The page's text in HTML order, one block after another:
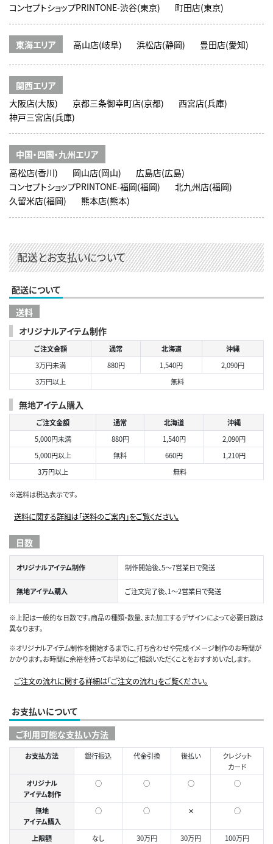
コンセプトショップPRINTONE-渋谷(東京)
町田店(東京)
東海エリア 高山店(岐阜) 浜松店(静岡) 豊田店(愛知)
関西エリア
大阪店(大阪)
京都三条御幸町店(京都)
西宮店(兵庫)
神戸三宮店(兵庫)
中国・四国・九州エリア
高松店(香川)
岡山店(岡山)
広島店(広島)
コンセプトショップPRINTONE-福岡(福岡)
北九州店(福岡)
久留米店(福岡)
熊本店(熊本)
配送とお支払いについて
配送について
送料
オリジナルアイテム制作
ご注文金額 通常 北海道
沖縄
3万円未満
880円 1,540円
2,090円
3万円以上
無料
無地アイテム購入
ご注文金額 通常 北海道
沖縄
5,000円未満
880円 1,540円
2,090円
5,000円以上
無料 660円
1,210円
3万円以上
無料
※送料は税込表示です。
送料に関する詳細は「送料のご案内」をご覧ください。
日数
オリジナルアイテム制作 制作開始後、5～7営業日で発送
無地アイテム購入 ご注文完了後、1～2営業日で発送
※上記は一般的な日数です。商品の種類・数量、また加工するデザインによって必要日数は
異なります。
※オリジナルアイテム制作を開始するまでに、打ち合わせや完成イメージ制作のお時間が
かかります。お時間に余裕を持ってお早めにご相談いただくことをおすすめいたします。
ご注文の流れに関する詳細は「ご注文の流れ」をご覧ください。
お支払いについて
ご利用可能な支払い方法
お支払方法 銀行振込 代金引換 後払い
クレジット
カード
オリジナル
アイテム制作
○ ○ ○ ◯
無地
アイテム購入
○ ○ ✕ ○
上限額 なし
30万円
30万円
100万円